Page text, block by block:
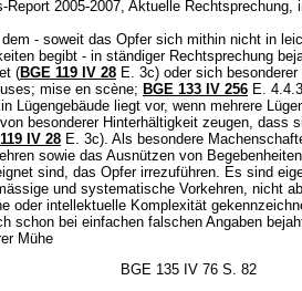
2005-2007, Aktuelle Rechtsprechung,
- soweit das Opfer sich mithin nicht in
begibt - in ständiger Rechtsprechung
(BGE 119 IV 28 E. 3c) oder sich
mise en scène; BGE 133 IV 256 E.
Lügengebäude liegt vor, wenn mehrere
besonderer Hinterhältigkeit zeugen, dass
IV 28 E. 3c). Als besondere
sowie das Ausnützen von
sind, das Opfer irrezuführen. Es sind
und systematische Vorkehren, nicht
oder intellektuelle Komplexität
schon bei einfachen falschen Angaben
Mühe
BGE 135 IV 76 S. 82